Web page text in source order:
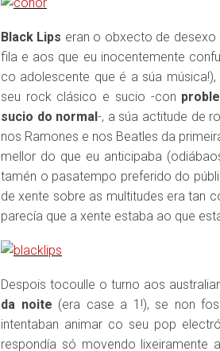
Black Lips eran o obxecto de desexo
fila e aos que eu inocentemente
co adolescente que é a súa
seu rock clásico e sucio -con
sucio do normal-, a súa actitude de
nos Ramones e nos Beatles da
mellor do que eu anticipaba
tamén o pasatempo preferido do
de xente sobre as multitudes era tan
parecía que a xente estaba ao que
Despois tocoulle o turno aos
da noite (era case a 1!), se non
intentaban animar co seu pop
respondía só movendo